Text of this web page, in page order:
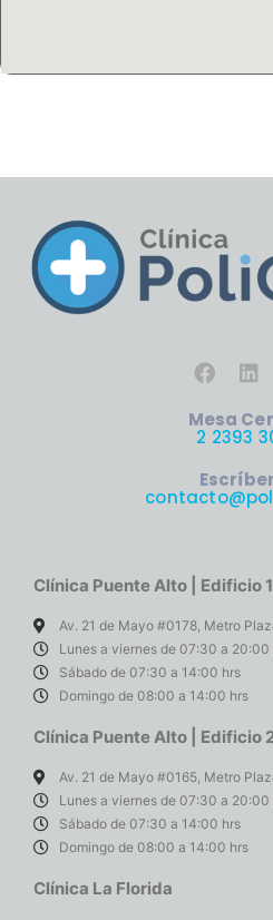
Mesa
2 2393
Clínica Puente Alto | Edificio 1
Av. 21 de Mayo #0178, Metro
Lunes a viernes de 07:30 a 20:00
Sábado de 07:30 a 14:00 hrs
Domingo de 08:00 a 14:00 hrs
Clínica Puente Alto | Edificio
Av. 21 de Mayo #0165, Metro
Lunes a viernes de 07:30 a 20:00
Sábado de 07:30 a 14:00 hrs
Domingo de 08:00 a 14:00 hrs
Clínica La Florida